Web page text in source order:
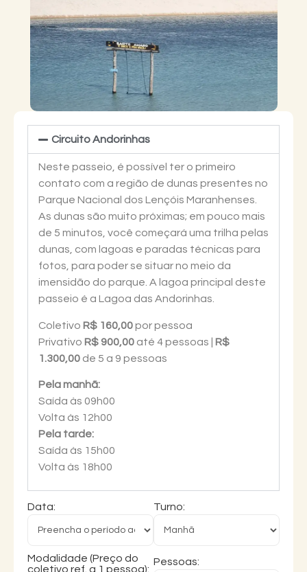
Circuito Andorinhas
Neste passeio, é possível ter o primeiro
contato com a região de dunas presentes no
Parque Nacional dos Lençóis Maranhenses.
As dunas são muito próximas; em pouco mais
de 5 minutos, você começará uma trilha pelas
dunas, com lagoas e paradas técnicas para
fotos, para poder se situar no meio da
imensidão do parque. A lagoa principal deste
passeio é a Lagoa das Andorinhas.
Coletivo R$ 160,00por pessoa
Privativo R$ 900,00 até 4 pessoas | R$
1.300,00 de 5 a 9 pessoas
Pela manhã:
Saída às 09h00
Volta às 12h00
Pela tarde:
Saída às 15h00
Volta às 18h00
Data: Turno:
Modalidade (Preço do
coletivo ref. a 1 pessoa):
Pessoas: